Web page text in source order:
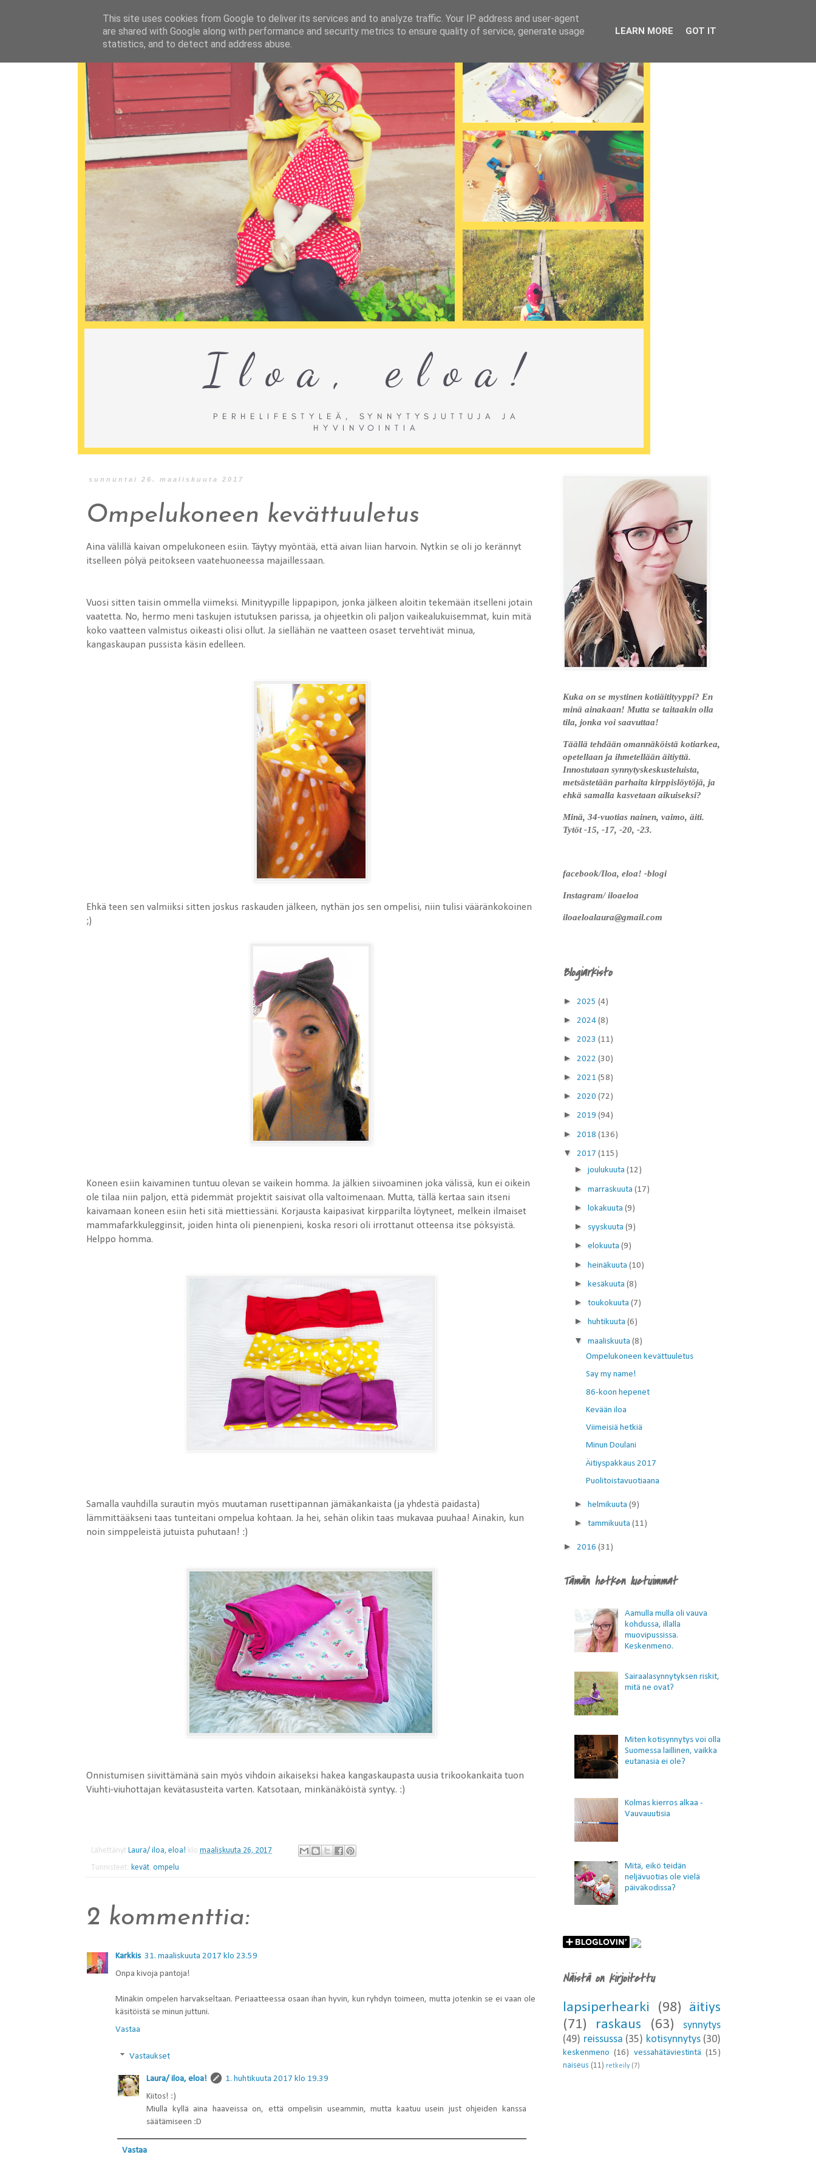
sunnuntai 26. maaliskuuta 2017
Ompelukoneen kevättuuletus
Aina välillä kaivan ompelukoneen esiin. Täytyy myöntää, että aivan liian harvoin. Nytkin se oli jo kerännyt
itselleen pölyä peitokseen vaatehuoneessa majaillessaan.
Vuosi sitten taisin ommella viimeksi. Minityypille lippapipon, jonka jälkeen aloitin tekemään itselleni jotain
vaatetta. No, hermo meni taskujen istutuksen parissa, ja ohjeetkin oli paljon vaikealukuisemmat, kuin mitä
koko vaatteen valmistus oikeasti olisi ollut. Ja siellähän ne vaatteen osaset tervehtivät minua,
kangaskaupan pussista käsin edelleen.
Ehkä teen sen valmiiksi sitten joskus raskauden jälkeen, nythän jos sen ompelisi, niin tulisi vääränkokoinen
;)
Koneen esiin kaivaminen tuntuu olevan se vaikein homma. Ja jälkien siivoaminen joka välissä, kun ei oikein
ole tilaa niin paljon, että pidemmät projektit saisivat olla valtoimenaan. Mutta, tällä kertaa sain itseni
kaivamaan koneen esiin heti sitä miettiessäni. Korjausta kaipasivat kirpparilta löytyneet, melkein ilmaiset
mammafarkkulegginsit, joiden hinta oli pienenpieni, koska resori oli irrottanut otteensa itse pöksyistä.
Helppo homma.
Samalla vauhdilla surautin myös muutaman rusettipannan jämäkankaista (ja yhdestä paidasta)
lämmittääkseni taas tunteitani ompelua kohtaan. Ja hei, sehän olikin taas mukavaa puuhaa! Ainakin, kun
noin simppeleistä jutuista puhutaan! :)
Onnistumisen siivittämänä sain myös vihdoin aikaiseksi hakea kangaskaupasta uusia trikookankaita tuon
Viuhti-viuhottajan kevätasusteita varten. Katsotaan, minkänäköistä syntyy.. :)
Lähettänyt Laura/ iloa, eloa! klo maaliskuuta 26, 2017
Tunnisteet: kevät ompelu
2 kommenttia:
Karkkis 31. maaliskuuta 2017 klo 23.59
Onpa kivoja pantoja!
Minäkin ompelen harvakseltaan. Periaatteessa osaan ihan hyvin, kun ryhdyn toimeen, mutta jotenkin se ei vaan ole
käsitöistä se minun juttuni.
Vastaa
Vastaukset
Laura/ iloa, eloa!
1. huhtikuuta 2017 klo 19.39
Kiitos! :)
Miulla kyllä aina haaveissa on, että ompelisin useammin, mutta kaatuu usein just ohjeiden kanssa
säätämiseen :D
Vastaa
Kuka on se mystinen kotiäitityyppi? En
minä ainakaan! Mutta se taitaakin olla
tila, jonka voi saavuttaa!
Täällä tehdään omannäköistä kotiarkea,
opetellaan ja ihmetellään äitiyttä.
Innostutaan synnytyskeskusteluista,
metsästetään parhaita kirppislöytöjä, ja
ehkä samalla kasvetaan aikuiseksi?
Minä, 34-vuotias nainen, vaimo, äiti.
Tytöt -15, -17, -20, -23.
facebook/Iloa, eloa! -blogi
Instagram/ iloaeloa
iloaeloalaura@gmail.com
Blogiarkisto
► 2025 (4)
► 2024 (8)
► 2023 (11)
► 2022 (30)
► 2021 (58)
► 2020 (72)
► 2019 (94)
► 2018 (136)
▼ 2017 (115)
► joulukuuta (12)
► marraskuuta (17)
► lokakuuta (9)
► syyskuuta (9)
► elokuuta (9)
► heinäkuuta (10)
► kesäkuuta (8)
► toukokuuta (7)
► huhtikuuta (6)
▼ maaliskuuta (8)
Ompelukoneen kevättuuletus
Say my name!
86-koon hepenet
Kevään iloa
Viimeisiä hetkiä
Minun Doulani
Äitiyspakkaus 2017
Puolitoistavuotiaana
► helmikuuta (9)
► tammikuuta (11)
► 2016 (31)
Tämän hetken luetuimmat
Aamulla mulla oli vauva
kohdussa, illalla
muovipussissa.
Keskenmeno.
Sairaalasynnytyksen riskit,
mitä ne ovat?
Miten kotisynnytys voi olla
Suomessa laillinen, vaikka
eutanasia ei ole?
Kolmas kierros alkaa -
Vauvauutisia
Mitä, eikö teidän
neljävuotias ole vielä
päiväkodissa?
Näistä on kirjoitettu
lapsiperhearki (98)
äitiys
(71)
raskaus (63)
synnytys
(49) reissussa (35) kotisynnytys (30)
keskenmeno (16) vessahätäviestintä (15)
naiseus (11) retkeily (7)
This site uses cookies from Google to deliver its services and to analyze traffic. Your IP address and user-agent
are shared with Google along with performance and security metrics to ensure quality of service, generate usage
statistics, and to detect and address abuse.
LEARN MORE GOT IT